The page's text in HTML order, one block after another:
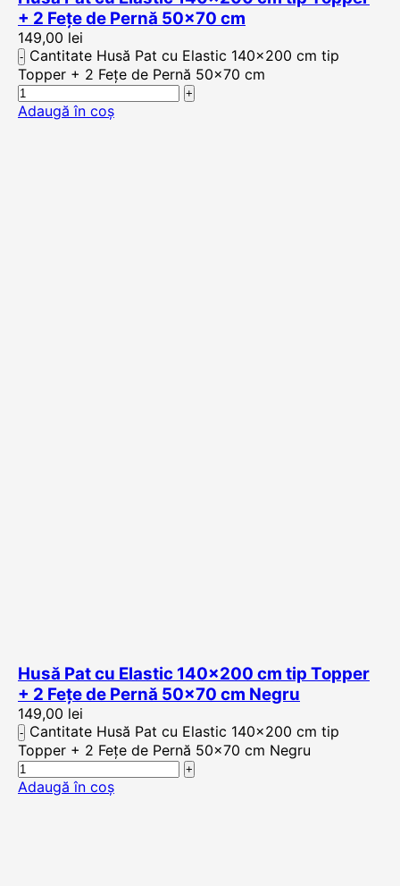
+ 2 Fețe de Pernă 50×70 cm
149,00 lei
Cantitate Husă Pat cu Elastic 140x200 cm tip
Topper + 2 Fețe de Pernă 50x70 cm
Adaugă în coș
Husă Pat cu Elastic 140×200 cm tip Topper
+ 2 Fețe de Pernă 50×70 cm Negru
149,00 lei
Cantitate Husă Pat cu Elastic 140x200 cm tip
Topper + 2 Fețe de Pernă 50x70 cm Negru
Adaugă în coș